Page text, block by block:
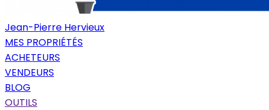
Jean-Pierre Hervieux
MES PROPRIÉTÉS
ACHETEURS
VENDEURS
BLOG
OUTILS